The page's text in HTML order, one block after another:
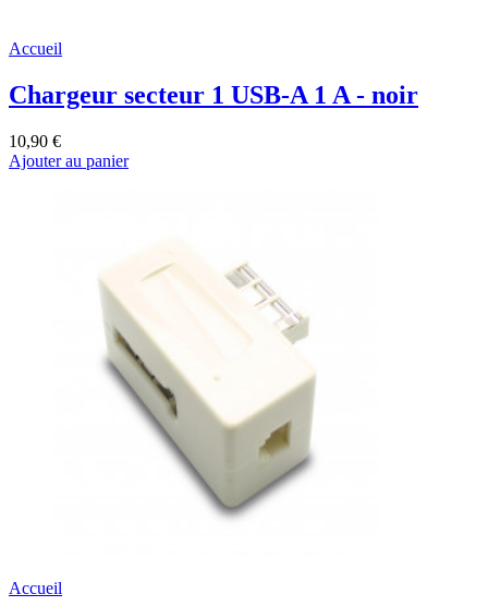
Accueil
Chargeur secteur 1 USB-A 1 A - noir
10,90 €
Ajouter au panier
Accueil